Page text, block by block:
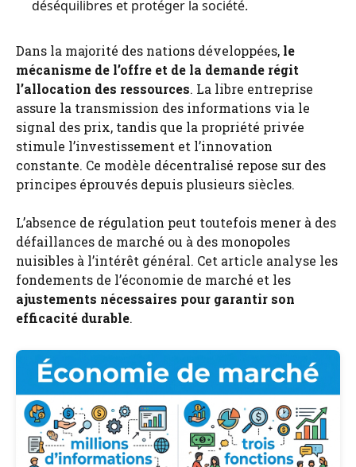
déséquilibres et protéger la société.
Dans la majorité des nations développées, le
mécanisme de l’offre et de la demande régit
l’allocation des ressources. La libre entreprise
assure la transmission des informations via le
signal des prix, tandis que la propriété privée
stimule l’investissement et l’innovation
constante. Ce modèle décentralisé repose sur des
principes éprouvés depuis plusieurs siècles.
L’absence de régulation peut toutefois mener à des
défaillances de marché ou à des monopoles
nuisibles à l’intérêt général. Cet article analyse les
fondements de l’économie de marché et les
ajustements nécessaires pour garantir son
efficacité durable.